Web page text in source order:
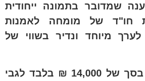
שמדובר בתמונה ייחודית
חו"ד של מומחה לאמנות
מיוחד ונדיר בשווי של
לכן, נקבע פיצוי בסך של 14,000 ₪ בלבד לגבי